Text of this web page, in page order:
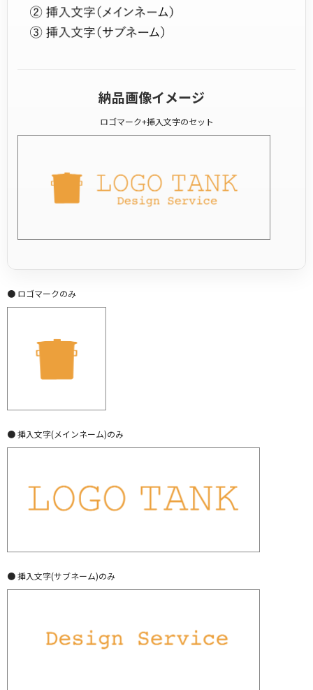
納品画像イメージ
ロゴマーク+挿入文字のセット
● ロゴマークのみ
● 挿入文字(メインネーム)のみ
● 挿入文字(サブネーム)のみ